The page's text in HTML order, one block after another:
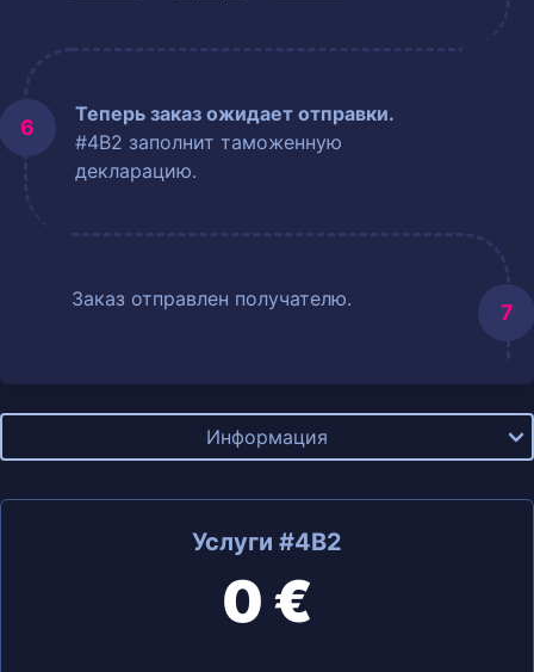
Теперь заказ ожидает отправки.
#4B2 заполнит таможенную
декларацию.
Заказ отправлен получателю.
Информация
Услуги #4B2
0 €